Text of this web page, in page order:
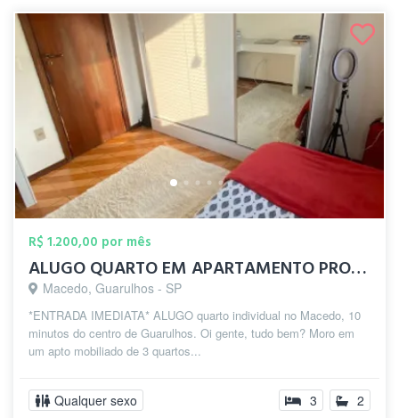
R$ 1.200,00 por mês
ALUGO QUARTO EM APARTAMENTO PROX CENTRO ...
Macedo, Guarulhos - SP
*ENTRADA IMEDIATA* ALUGO quarto individual no Macedo, 10
minutos do centro de Guarulhos. Oi gente, tudo bem? Moro em
um apto mobiliado de 3 quartos...
Qualquer sexo 3 2